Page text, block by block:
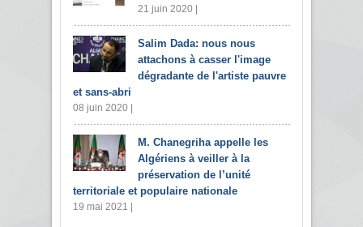
21 juin 2020 |
Salim Dada: nous nous
attachons à casser l'image
dégradante de l'artiste pauvre
et sans-abri
08 juin 2020 |
M. Chanegriha appelle les
Algériens à veiller à la
préservation de l’unité
territoriale et populaire nationale
19 mai 2021 |